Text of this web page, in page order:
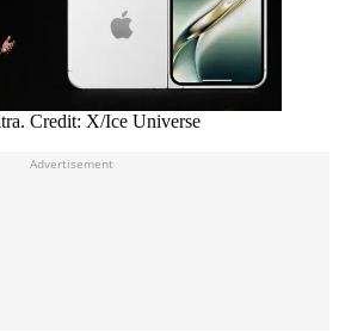
Credit: X/Ice Universe
Advertisement